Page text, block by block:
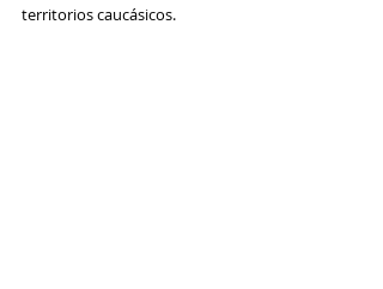
territorios caucásicos.